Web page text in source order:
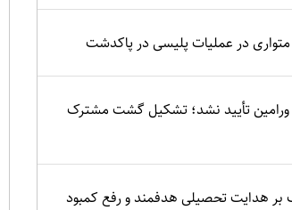
در عملیات پلیسی در پاکدشت
ورامین تأیید نشد؛ تشکیل گشت مشترک
بر هدایت تحصیلی هدفمند و رفع کمبود